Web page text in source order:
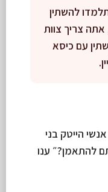
להשתין
צריך צוות
עם כיסא
הייטק בני
להתאמן?״ ענו